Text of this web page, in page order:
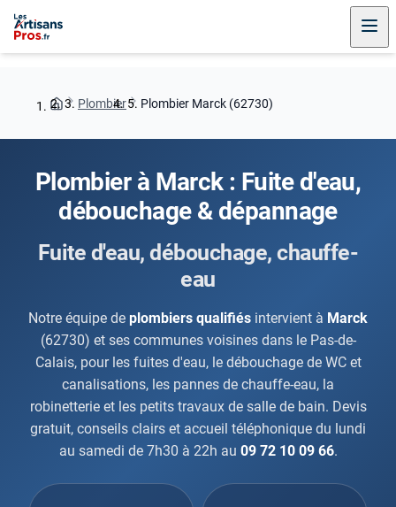
Plombier Plombier Marck (62730)
Plombier à Marck : Fuite d'eau,
débouchage & dépannage
Fuite d'eau, débouchage, chauffe-
eau
Notre équipe de plombiers qualifiés intervient à Marck
(62730) et ses communes voisines dans le Pas-de-
Calais, pour les fuites d'eau, le débouchage de WC et
canalisations, les pannes de chauffe-eau, la
robinetterie et les petits travaux de salle de bain. Devis
gratuit, conseils clairs et accueil téléphonique du lundi
au samedi de 7h30 à 22h au 09 72 10 09 66.